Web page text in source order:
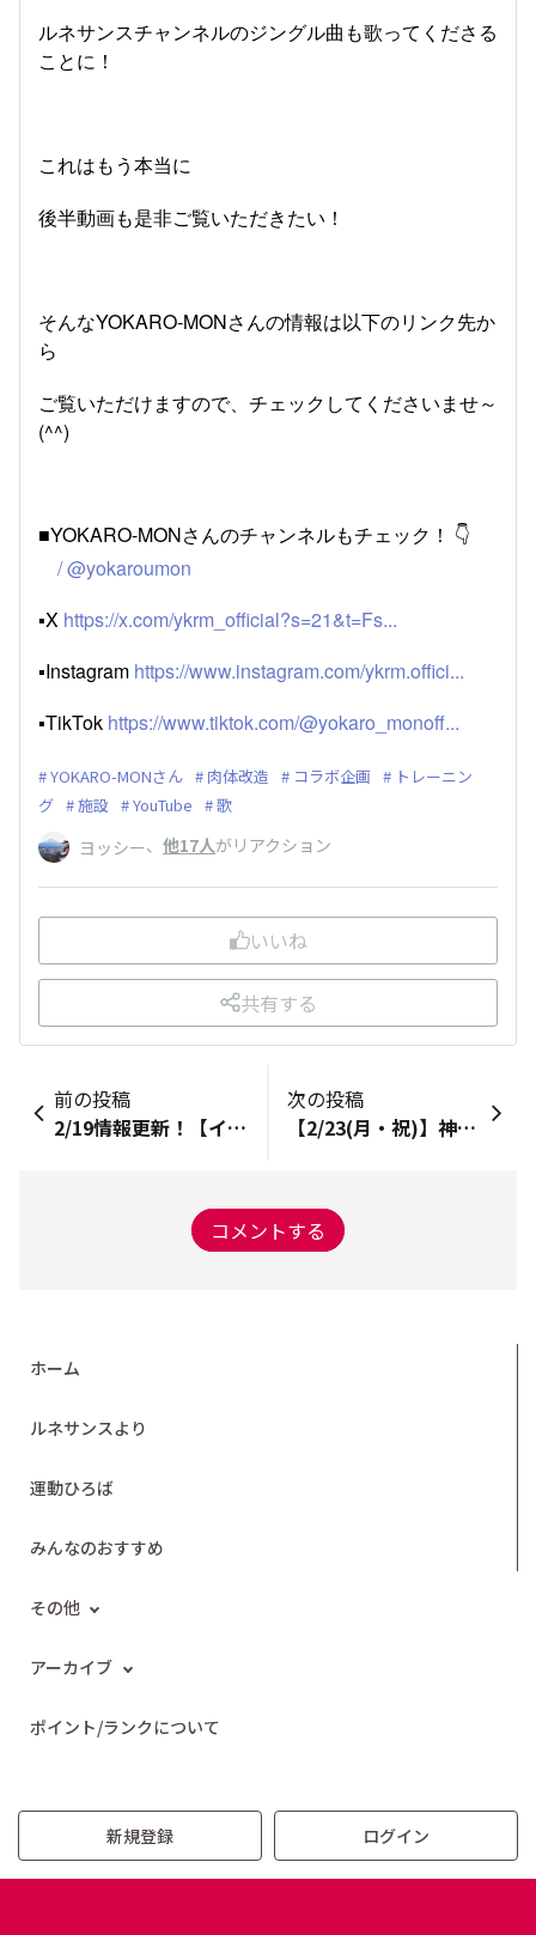
ルネサンスチャンネルのジングル曲も歌ってくださる
ことに！
これはもう本当に
後半動画も是非ご覧いただきたい！
そんなYOKARO-MONさんの情報は以下のリンク先か
ら
ご覧いただけますので、チェックしてくださいませ～
(^^)
■YOKARO-MONさんのチャンネルもチェック！ 👇
/ @yokaroumon
▪️X https://x.com/ykrm_official?s=21&t=Fs...
▪️Instagram https://www.instagram.com/ykrm.offici...
▪️TikTok https://www.tiktok.com/@yokaro_monoff...
YOKARO-MONさん 肉体改造 コラボ企画
トレーニン
グ
施設 YouTube 歌
ヨッシー、 他17人がリアクション
いいね
共有する
前の投稿
2/19情報更新！【イベント告知】メジャーマラソン応援のご案内
次の投稿
【2/23(月・祝)】神奈川県央エリア合同イベント『Kenou Area Fitness Festival』開催！
コメントする
ホーム
ルネサンスより
運動ひろば
みんなのおすすめ
その他
アーカイブ
ポイント/ランクについて
新規登録 ログイン